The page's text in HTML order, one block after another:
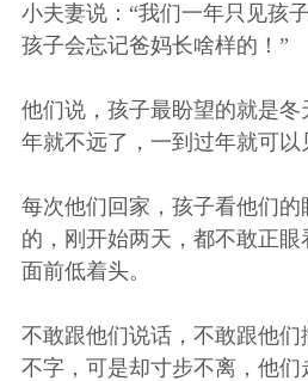
小夫妻说：“我们一年只见孩
孩子会忘记爸妈长啥样的！”
他们说，孩子最盼望的就是
年就不远了，一到过年就可以
每次他们回家，孩子看他们
的，刚开始两天，都不敢正
面前低着头。
不敢跟他们说话，不敢跟他
不字，可是却寸步不离，他们